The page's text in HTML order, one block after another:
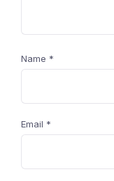
Name *
Email *